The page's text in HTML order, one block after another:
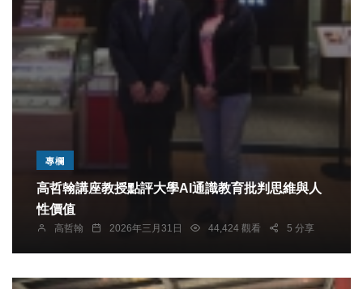
專欄
高哲翰講座教授點評大學AI通識教育批判思維與人
性價值
高哲翰 2026年三月31日 44,424 觀看 5 分享